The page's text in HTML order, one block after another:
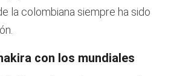
la colombiana siempre ha sido
con los mundiales